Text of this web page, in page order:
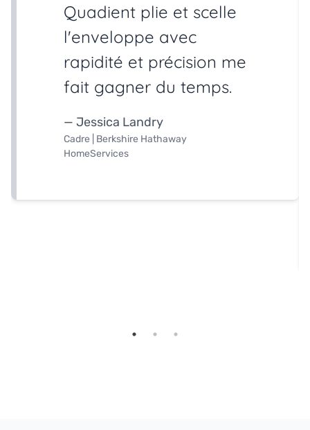
Quadient plie et scelle
l'enveloppe avec
rapidité et précision me
fait gagner du temps.
— Jessica Landry
Cadre | Berkshire Hathaway
HomeServices